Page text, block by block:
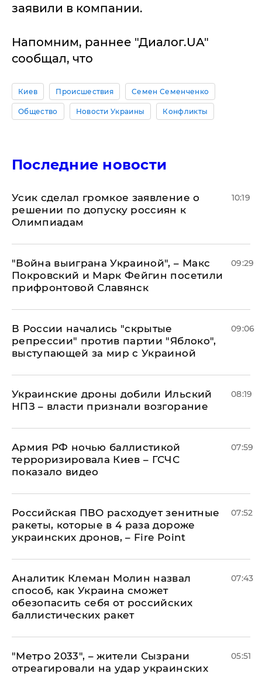
заявили в компании.
Напомним, раннее "Диалог.UA"
сообщал, что
Киев Происшествия Семен Семенченко
Общество Новости Украины Конфликты
Последние новости
Усик сделал громкое заявление о
решении по допуску россиян к
Олимпиадам
10:19
"Война выиграна Украиной", – Макс
Покровский и Марк Фейгин посетили
прифронтовой Славянск
09:29
В России начались "скрытые
репрессии" против партии "Яблоко",
выступающей за мир с Украиной
09:06
Украинские дроны добили Ильский
НПЗ – власти признали возгорание
08:19
Армия РФ ночью баллистикой
терроризировала Киев – ГСЧС
показало видео
07:59
Российская ПВО расходует зенитные
ракеты, которые в 4 раза дороже
украинских дронов, – Fire Point
07:52
Аналитик Клеман Молин назвал
способ, как Украина сможет
обезопасить себя от российских
баллистических ракет
07:43
"Метро 2033", – жители Сызрани
отреагировали на удар украинских
05:51